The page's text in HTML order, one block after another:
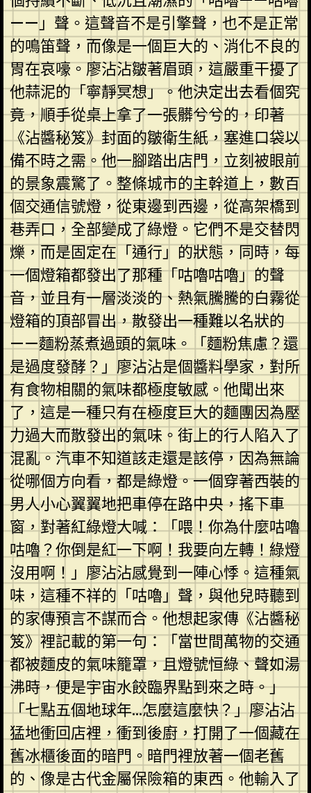
——」聲。這聲音不是引擎聲，也不是正常
的鳴笛聲，而像是一個巨大的、消化不良的
胃在哀嚎。廖沾沾皺著眉頭，這嚴重干擾了
他蒜泥的「寧靜冥想」。他決定出去看個究
竟，順手從桌上拿了一張髒兮兮的，印著
《沾醬秘笈》封面的皺衛生紙，塞進口袋以
備不時之需。他一腳踏出店門，立刻被眼前
的景象震驚了。整條城市的主幹道上，數百
個交通信號燈，從東邊到西邊，從高架橋到
巷弄口，全部變成了綠燈。它們不是交替閃
爍，而是固定在「通行」的狀態，同時，每
一個燈箱都發出了那種「咕嚕咕嚕」的聲
音，並且有一層淡淡的、熱氣騰騰的白霧從
燈箱的頂部冒出，散發出一種難以名狀的
——麵粉蒸煮過頭的氣味。「麵粉焦慮？還
是過度發酵？」廖沾沾是個醬料學家，對所
有食物相關的氣味都極度敏感。他聞出來
了，這是一種只有在極度巨大的麵團因為壓
力過大而散發出的氣味。街上的行人陷入了
混亂。汽車不知道該走還是該停，因為無論
從哪個方向看，都是綠燈。一個穿著西裝的
男人小心翼翼地把車停在路中央，搖下車
窗，對著紅綠燈大喊：「喂！你為什麼咕嚕
咕嚕？你倒是紅一下啊！我要向左轉！綠燈
沒用啊！」廖沾沾感覺到一陣心悸。這種氣
味，這種不祥的「咕嚕」聲，與他兒時聽到
的家傳預言不謀而合。他想起家傳《沾醬秘
笈》裡記載的第一句：「當世間萬物的交通
都被麵皮的氣味籠罩，且燈號恒綠、聲如湯
沸時，便是宇宙水餃臨界點到來之時。」
「七點五個地球年…怎麼這麼快？」廖沾沾
猛地衝回店裡，衝到後廚，打開了一個藏在
舊冰櫃後面的暗門。暗門裡放著一個老舊
的、像是古代金屬保險箱的東西。他輸入了